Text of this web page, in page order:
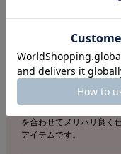
素材：綿100％
目面の綺麗な上質コット
合わせしやすいフォルム
を合わせてメリハリ良く
アイテムです。